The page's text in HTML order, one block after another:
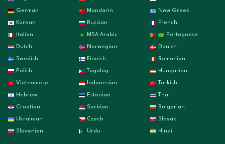
German Mandarin New Greek
Korean Russian French
Italian MSA Arabic Portuguese
Dutch Norwegian Danish
Swedish Finnish Romanian
Polish Tagalog Hungarian
Vietnamese Indonesian Turkish
Hebrew Estonian Thai
Croatian Serbian Bulgarian
Ukrainian Czech Slovak
Slovenian Urdu Hindi